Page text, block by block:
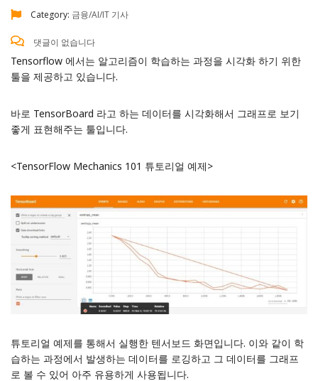
Category: 금융/AI/IT 기사
댓글이 없습니다
Tensorflow 에서는 알고리즘이 학습하는 과정을 시각화 하기 위한
툴을 제공하고 있습니다.
바로 TensorBoard 라고 하는 데이터를 시각화해서 그래프로 보기
좋게 표현해주는 툴입니다.
<TensorFlow Mechanics 101 튜토리얼 예제>
튜토리얼 예제를 통해서 실행한 텐서보드 화면입니다. 이와 같이 학
습하는 과정에서 발생하는 데이터를 로깅하고 그 데이터를 그래프
로 볼 수 있어 아주 유용하게 사용됩니다.